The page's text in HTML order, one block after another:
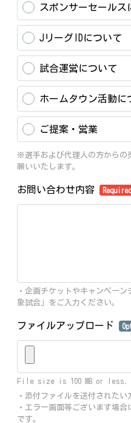
スポンサーセールス
JリーグIDについて
試合運営について
ホームタウン活動に
ご提案・営業
※選手および代理人の方からの
願いいたします。
お問い合わせ内容 Required
・企画チケットやキャンペー
象試合」をご入力ください。
ファイルアップロード
File size is 100 MB or less.
・添付ファイルを送付されたい
・エラー画面等ございます場
です。